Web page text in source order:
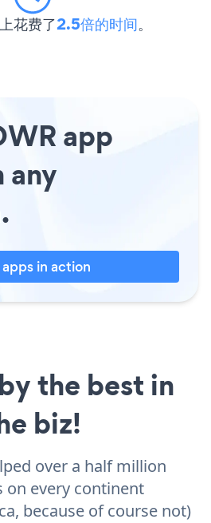
花费了2.5倍的时间。
app
any
apps in action
the best in
biz!
over a half million
on every continent
because of course not)